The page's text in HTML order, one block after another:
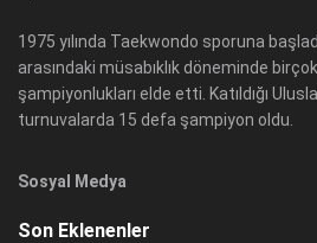
1975 yılında Taekwondo sporuna
arasındaki müsabıklık döneminde
şampiyonlukları elde etti. Katıldığı
turnuvalarda 15 defa şampiyon oldu.
Sosyal Medya
Son Eklenenler